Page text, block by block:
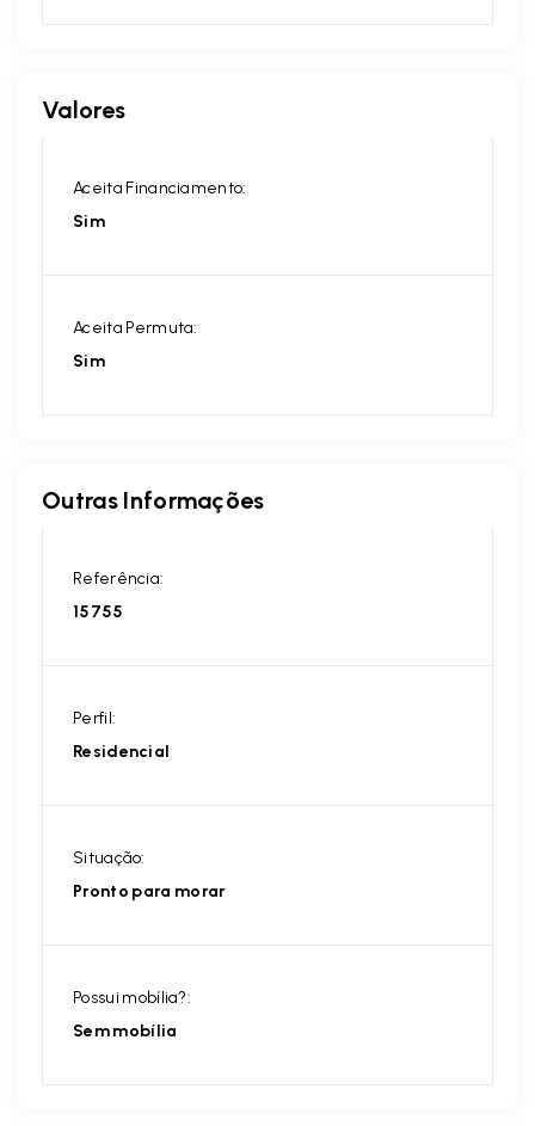
Valores
Aceita Financiamento:
Sim
Aceita Permuta:
Sim
Outras Informações
Referência:
15755
Perfil:
Residencial
Situação:
Pronto para morar
Possui mobília?:
Sem mobília